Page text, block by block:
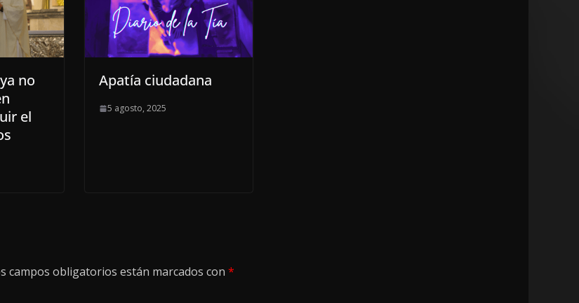
no
el
Apatía ciudadana
5 agosto, 2025
campos obligatorios están marcados con *